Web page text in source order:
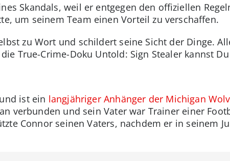
Skandals, weil er entgegen den offiziellen
um seinem Team einen Vorteil zu verschaffen.
zu Wort und schildert seine Sicht der Dinge.
True-Crime-Doku Untold: Sign Stealer kannst
ist ein langjähriger Anhänger der Michigan
verbunden und sein Vater war Trainer einer
Connor seinen Vaters, nachdem er in seinem